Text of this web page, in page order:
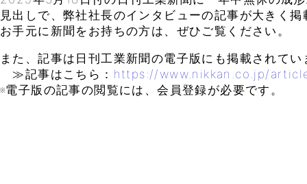
見出しで、弊社社長のインタビューの記事が大きく
お手元に新聞をお持ちの方は、ぜひご覧ください。
また、記事は日刊工業新聞の電子版にも掲載されてい
≫記事はこちら： https://www.nikkan.co.jp/
※電子版の記事の閲覧には、会員登録が必要です。